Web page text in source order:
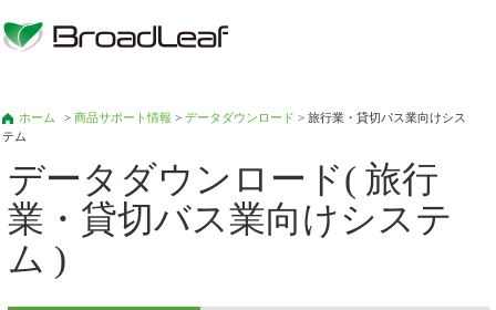
ホーム >商品サポート情報 >データダウンロード > 旅行業・貸切バス業向けシス
テム
データダウンロード( 旅行
業・貸切バス業向けシステ
ム )